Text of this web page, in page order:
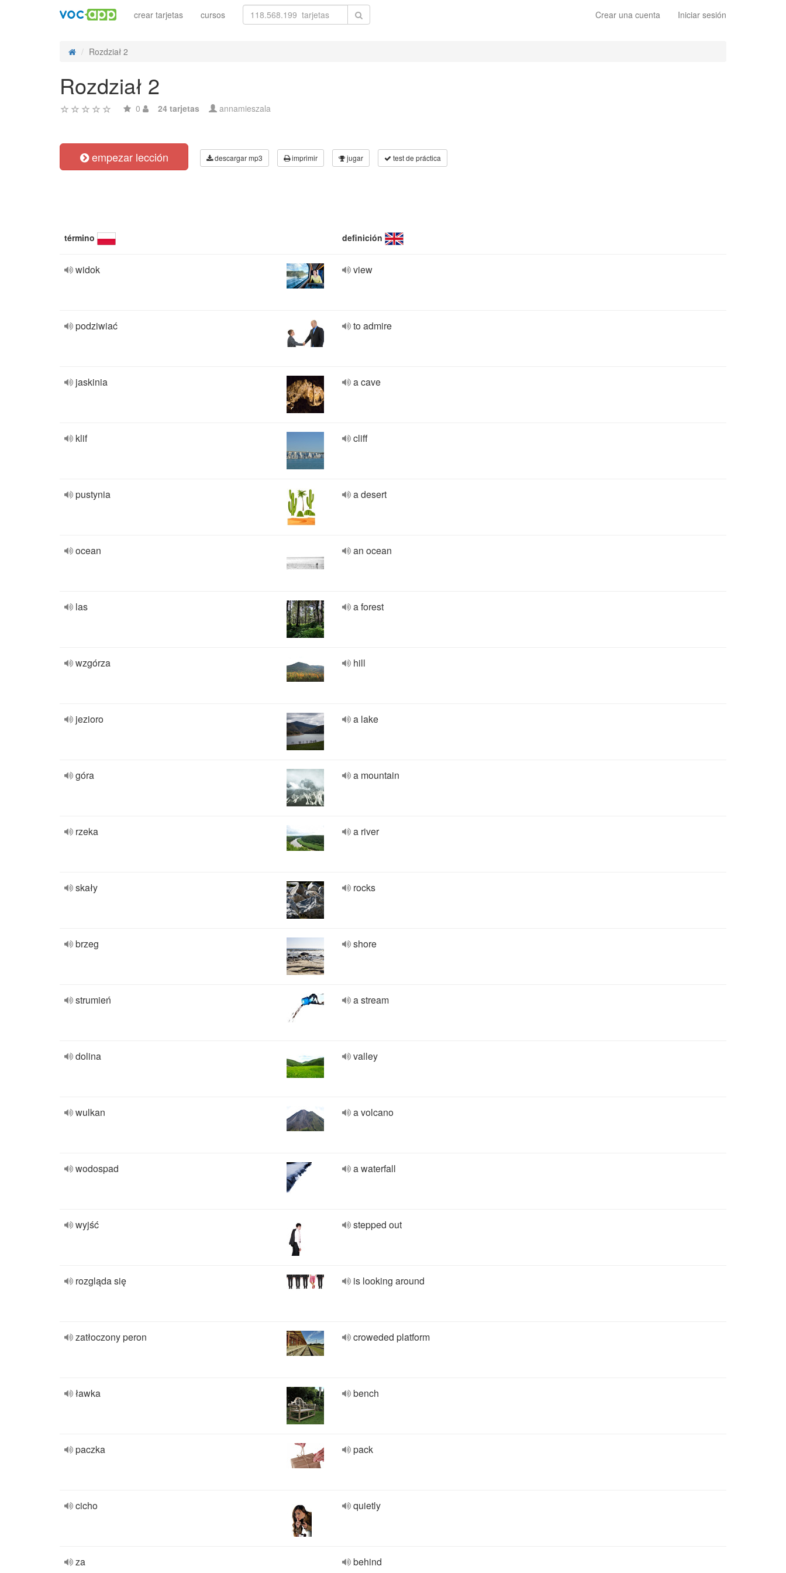
Crear una cuenta Iniciar sesión
crear tarjetas cursos
Rozdział 2
Rozdział 2
0 24 tarjetas annamieszala
empezar lección descargar mp3 imprimir jugar test de práctica
término definición
widok view
podziwiać to admire
jaskinia a cave
klif cliff
pustynia a desert
ocean an ocean
las a forest
wzgórza hill
jezioro a lake
góra a mountain
rzeka a river
skały rocks
brzeg shore
strumień a stream
dolina valley
wulkan a volcano
wodospad a waterfall
wyjść stepped out
rozgląda się is looking around
zatłoczony peron croweded platform
ławka bench
paczka pack
cicho quietly
za behind